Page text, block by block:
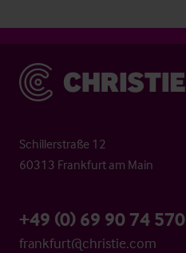
Christie & Co
Schillerstraße 12
60313 Frankfurt am Main
+49 (0) 69 90 74 570
frankfurt@christie.com